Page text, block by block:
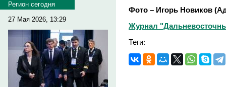
Регион сегодня
27 Мая 2026, 13:29
Фото – Игорь Новиков
Журнал
Теги: